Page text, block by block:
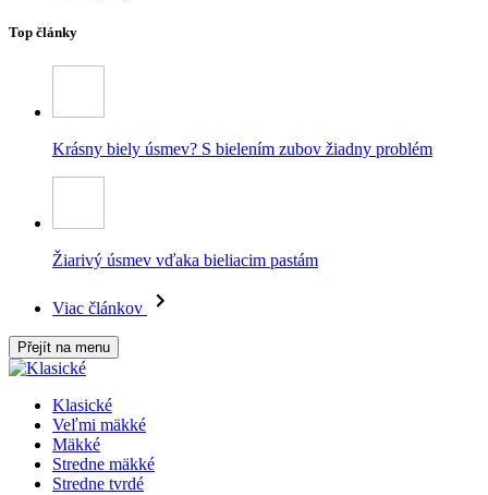
Top články
Krásny biely úsmev? S bielením zubov žiadny problém
Žiarivý úsmev vďaka bieliacim pastám
Viac článkov
Přejít na menu
Klasické
Veľmi mäkké
Mäkké
Stredne mäkké
Stredne tvrdé